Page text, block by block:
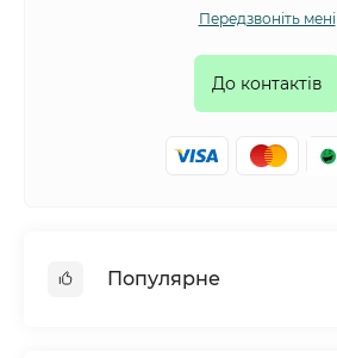
Передзвоніть мені
До контактів
Популярне